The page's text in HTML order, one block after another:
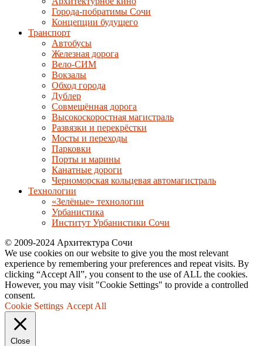
Города-побратимы Сочи
Концепции будущего
Транспорт
Автобусы
Железная дорога
Вело-СИМ
Вокзалы
Обход города
Дублер
Совмещённая дорога
Высокоскоростная магистраль
Развязки и перекрёстки
Мосты и переходы
Парковки
Порты и марины
Канатные дороги
Черноморская кольцевая автомагистраль
Технологии
«Зелёные» технологии
Урбанистика
Институт Урбанистики Сочи
© 2009-2024 Архитектура Сочи
We use cookies on our website to give you the most relevant
experience by remembering your preferences and repeat visits. By
clicking “Accept All”, you consent to the use of ALL the cookies.
However, you may visit "Cookie Settings" to provide a controlled
consent.
Cookie Settings Accept All
Close